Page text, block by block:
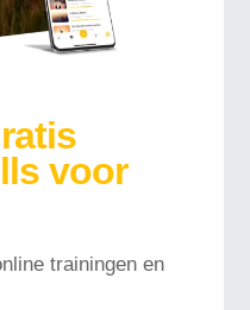
voor
trainingen en